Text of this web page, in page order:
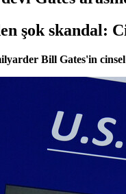
şok skandal:
Bill Gates'in